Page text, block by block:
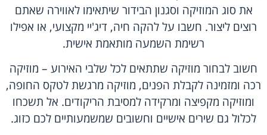
את סוג המוזיקה וסגנון הבידור שיתאימו לאווירה שאתם
רוצים ליצור. חשבו על להקה חיה, דיג'יי מקצועי, או אפילו
רשימת השמעה מותאמת אישית.
חשוב לבחור מוזיקה שתתאים לכל שלבי האירוע – מוזיקה
רכה ומזמינה לקבלת הפנים, מוזיקה מרגשת לטקס החופה,
ומוזיקה מקפיצה ומרקידה למסיבת הריקודים. אל תשכחו
לכלול גם שירים אישיים וחשובים שמשמעותיים לכם כזוג.